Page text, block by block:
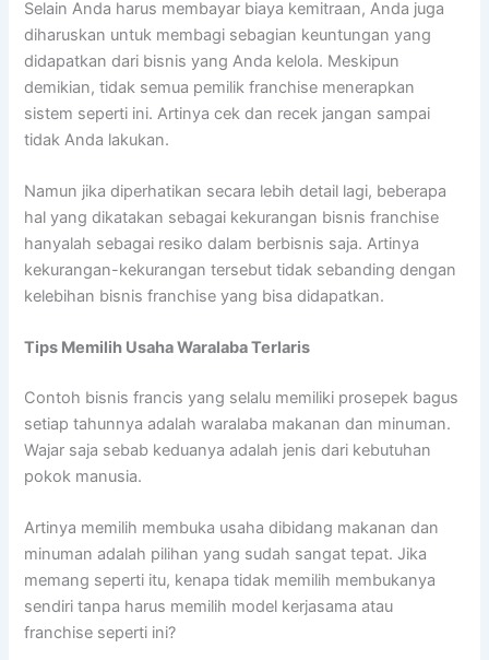
Selain Anda harus membayar biaya kemitraan, Anda juga
diharuskan untuk membagi sebagian keuntungan yang
didapatkan dari bisnis yang Anda kelola. Meskipun
demikian, tidak semua pemilik franchise menerapkan
sistem seperti ini. Artinya cek dan recek jangan sampai
tidak Anda lakukan.
Namun jika diperhatikan secara lebih detail lagi, beberapa
hal yang dikatakan sebagai kekurangan bisnis franchise
hanyalah sebagai resiko dalam berbisnis saja. Artinya
kekurangan-kekurangan tersebut tidak sebanding dengan
kelebihan bisnis franchise yang bisa didapatkan.
Tips Memilih Usaha Waralaba Terlaris
Contoh bisnis francis yang selalu memiliki prosepek bagus
setiap tahunnya adalah waralaba makanan dan minuman.
Wajar saja sebab keduanya adalah jenis dari kebutuhan
pokok manusia.
Artinya memilih membuka usaha dibidang makanan dan
minuman adalah pilihan yang sudah sangat tepat. Jika
memang seperti itu, kenapa tidak memilih membukanya
sendiri tanpa harus memilih model kerjasama atau
franchise seperti ini?